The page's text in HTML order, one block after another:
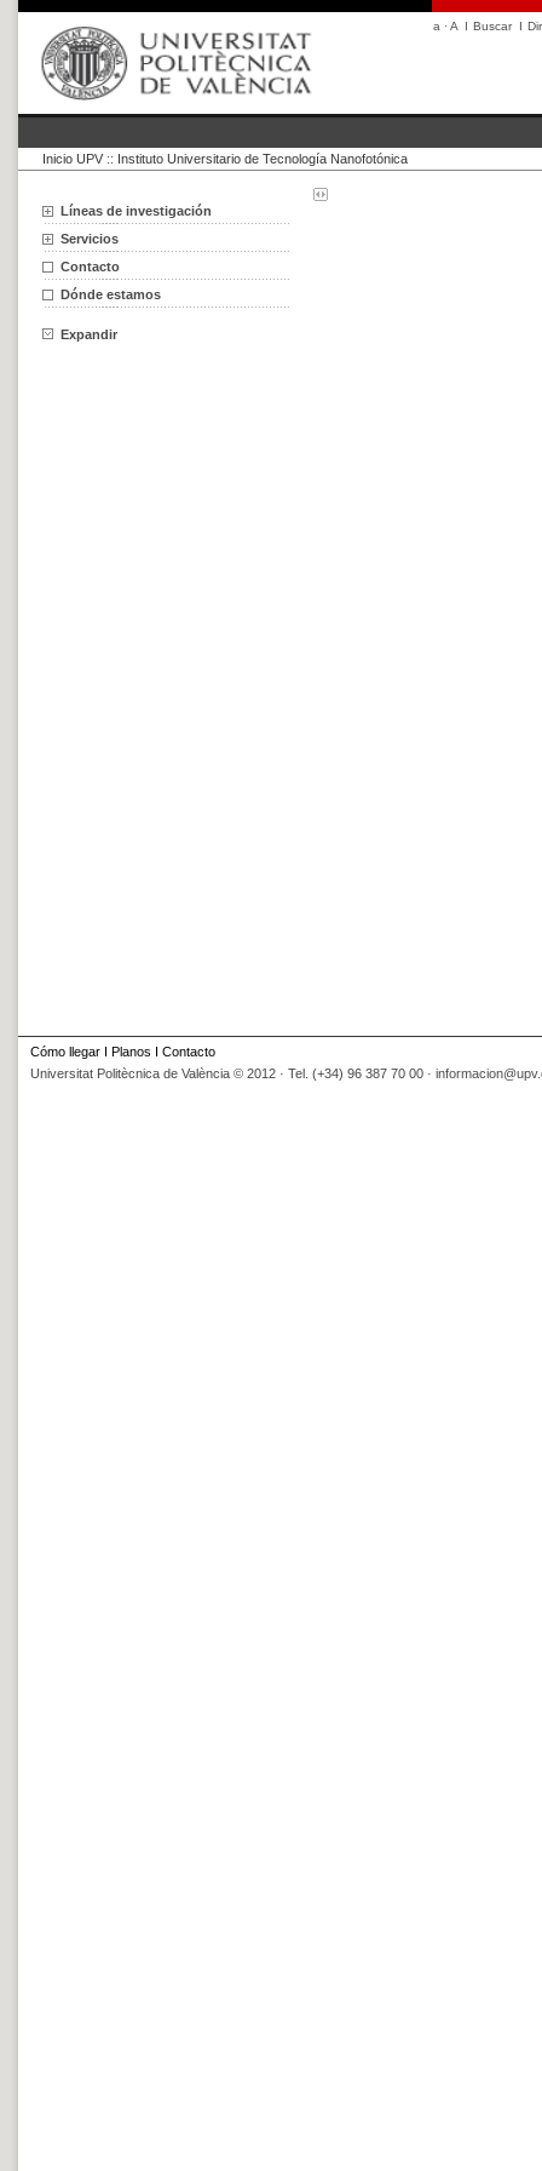
a ·A I BuscarI
Inicio UPV :: Instituto Universitario de Tecnología Nanofotónica
Líneas de investigación
Servicios
Contacto
Dónde estamos
Expandir
Cómo llegar I Planos I Contacto
Universitat Politècnica de València © 2012 · Tel. (+34) 96 387 70 00 ·